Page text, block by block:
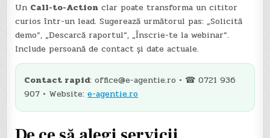
Un Call-to-Action clar poate transforma un cititor
curios într-un lead. Sugerează următorul pas: „Solicită
demo”, „Descarcă raportul”, „Înscrie-te la webinar”.
Include persoană de contact și date actuale.
Contact rapid:office@e-agentie.ro • ☎ 0721 936
907 • Website:e-agentie.ro